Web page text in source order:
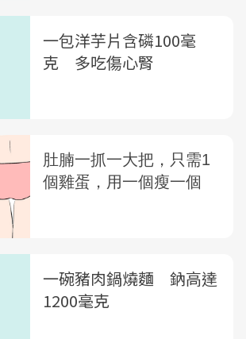
一包洋芋片含磷100毫
克 多吃傷心腎
一碗豬肉鍋燒麵 鈉高達
1200毫克